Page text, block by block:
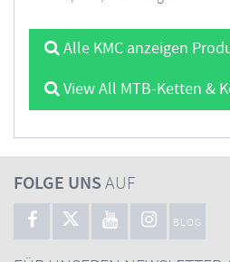
Alle KMC anzeigen
View All MTB-Ketten &
FOLGE UNSAUF
BLOG